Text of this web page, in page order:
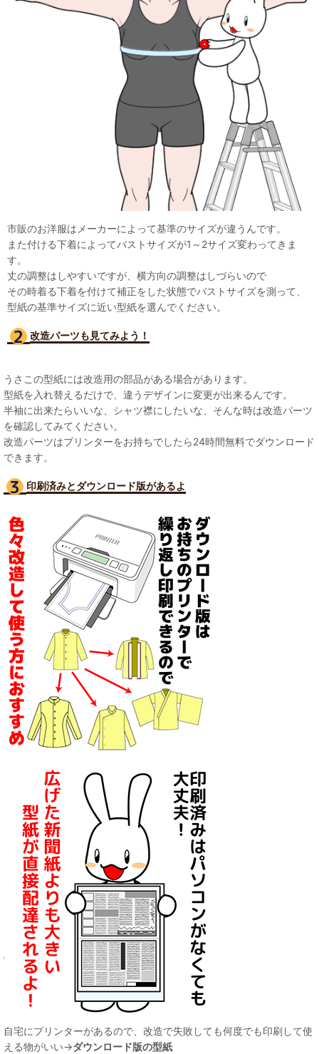
市販のお洋服はメーカーによって基準のサイズが違うんです。
また付ける下着によってバストサイズが1～2サイズ変わってきま
す。
丈の調整はしやすいですが、横方向の調整はしづらいので
その時着る下着を付けて補正をした状態でバストサイズを測って、
型紙の基準サイズに近い型紙を選んでください。
改造パーツも見てみよう！
うさこの型紙には改造用の部品がある場合があります。
型紙を入れ替えるだけで、違うデザインに変更が出来るんです。
半袖に出来たらいいな、シャツ襟にしたいな、そんな時は改造パーツ
を確認してみてください。
改造パーツはプリンターをお持ちでしたら24時間無料でダウンロード
できます。
印刷済みとダウンロード版があるよ
自宅にプリンターがあるので、改造で失敗しても何度でも印刷して使
える物がいい→ダウンロード版の型紙